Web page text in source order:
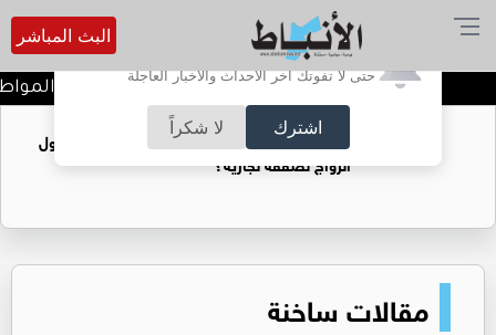
أترغب في تفعيل الإشعارات؟
حتى لا تفوتك آخر الأحداث والأخبار العاجلة
اشترك لا شكراً
البث المباشر
الربع القانوني... حين يدفع
فتيات يستغللنه لتحقيق مكاسب مادية.. هل تحول
الزواج لصفقة تجارية؟
مقالات ساخنة